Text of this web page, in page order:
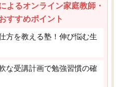
よるオンライン家庭教師・
すすめポイント
方を教える塾！伸び悩む生
な受講計画で勉強習慣の確